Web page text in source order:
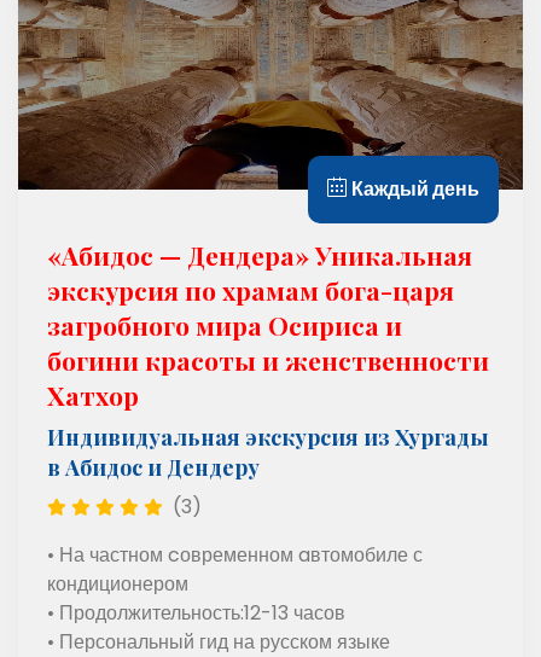
Каждый день
«Абидос — Дендера» Уникальная
экскурсия по храмам бога-царя
загробного мира Осириса и
богини красоты и женственности
Хатхор
Индивидуальная экскурсия из Хургады
в Абидос и Дендеру
(3)
• На частном cовременном aвтомобиле с
кондиционером
• Продолжительность:12-13 часов
• Персональный гид на русском языке